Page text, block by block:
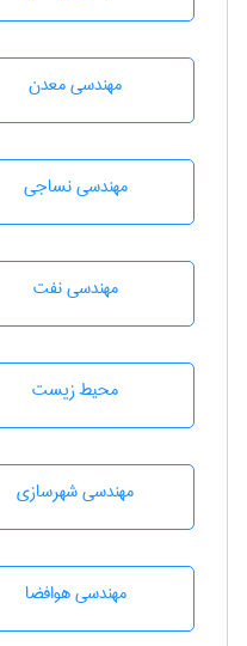
مهندسی معدن
مهندسي نساجی
مهندسی نفت
محيط زيست
مهندسی شهرسازی
مهندسی هوافضا